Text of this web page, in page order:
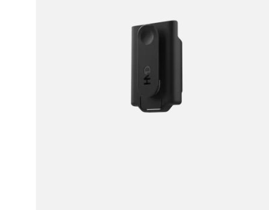
Autorreparação
Portugal
Para